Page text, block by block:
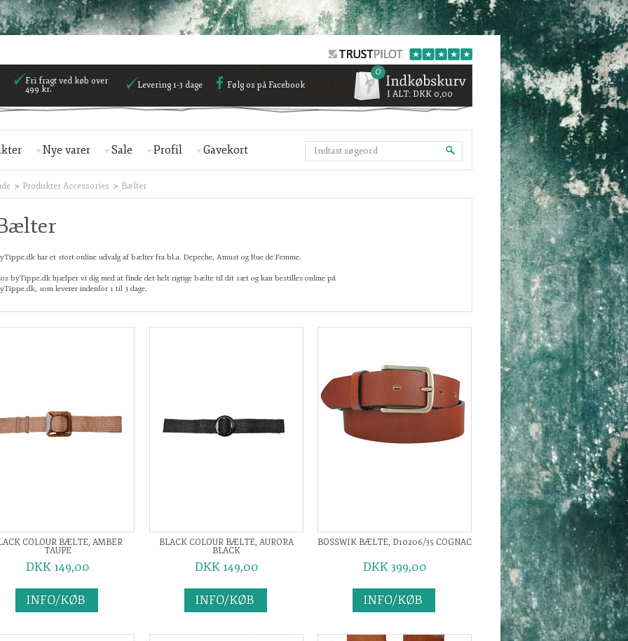
Fri fragt ved køb over
499 kr.
Levering 1-3 dage Følg os på Facebook
Nye varer Sale Profil Gavekort
0
I ALT: DKK 0,00
Produkter Accessories Bælter
har et stort online udvalg af bælter fra bl.a. Depeche, Amust og Rue de Femme.
byTippe.dk hjælper vi dig med at finde det helt rigtige bælte til dit sæt og kan bestilles online på
som leverer indenfor 1 til 3 dage.
COLOUR BÆLTE, AMBER
TAUPE
DKK 149,00
BLACK COLOUR BÆLTE, AURORA
BLACK
DKK 149,00
BOSSWIK BÆLTE, D10206/35 COGNAC
DKK 399,00